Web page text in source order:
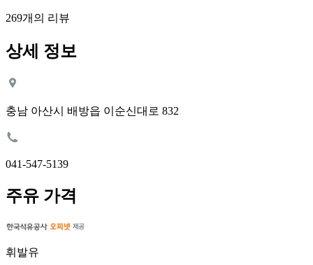
269개의 리뷰
상세 정보
충남 아산시 배방읍 이순신대로 832
041-547-5139
주유 가격
휘발유